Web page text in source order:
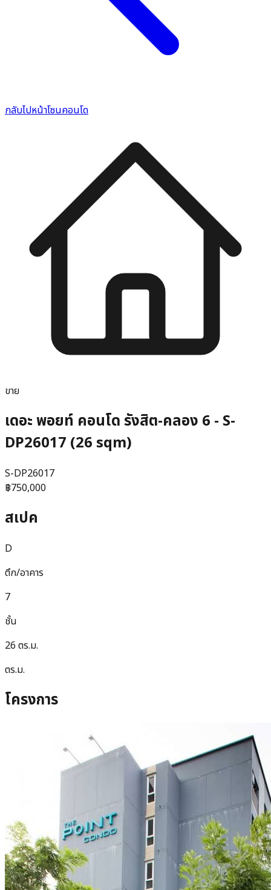
กลับไปหน้าโซนคอนโด
ขาย
เดอะ พอยท์ คอนโด รังสิต-คลอง 6 - S-
DP26017 (26 sqm)
S-DP26017
฿750,000
สเปค
D
ตึก/อาคาร
7
ชั้น
26 ตร.ม.
ตร.ม.
โครงการ